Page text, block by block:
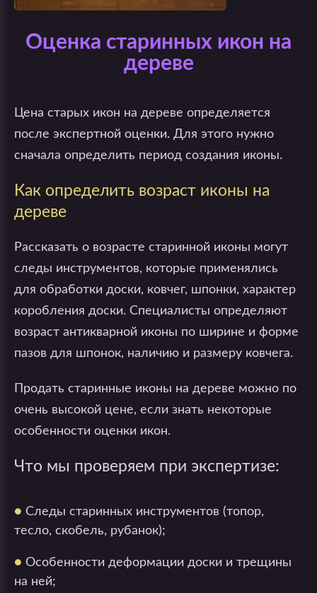
Оценка старинных икон на
дереве
Цена старых икон на дереве определяется
после экспертной оценки. Для этого нужно
сначала определить период создания иконы.
Как определить возраст иконы на
дереве
Рассказать о возрасте старинной иконы могут
следы инструментов, которые применялись
для обработки доски, ковчег, шпонки, характер
коробления доски. Специалисты определяют
возраст антикварной иконы по ширине и форме
пазов для шпонок, наличию и размеру ковчега.
Продать старинные иконы на дереве можно по
очень высокой цене, если знать некоторые
особенности оценки икон.
Что мы проверяем при экспертизе:
● Следы старинных инструментов (топор,
тесло, скобель, рубанок);
● Особенности деформации доски и трещины
на ней;